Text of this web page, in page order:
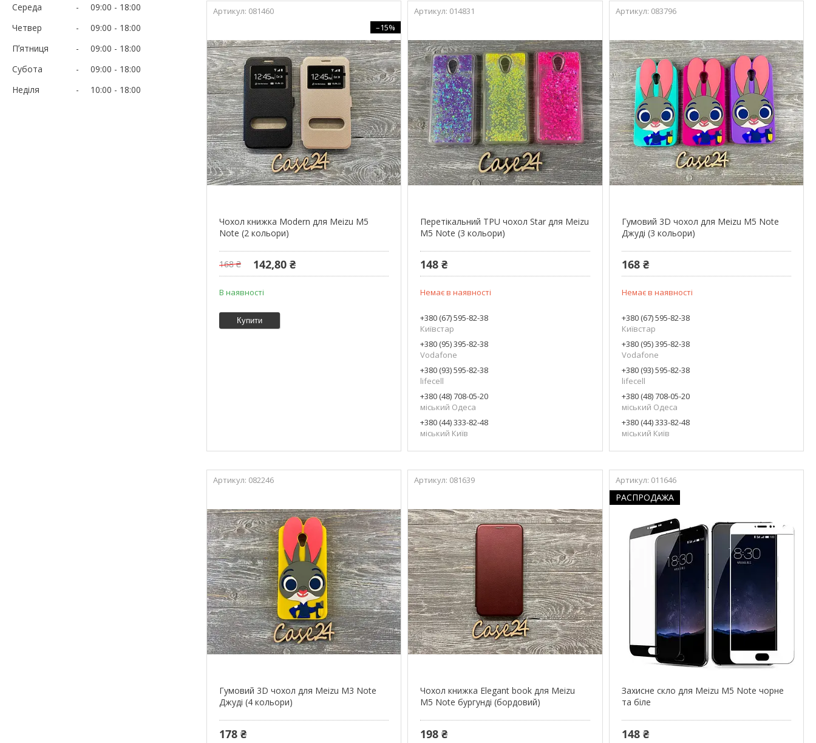
Середа
09:00
18:00
Четвер
09:00
18:00
Пʼятниця
09:00
18:00
Субота
09:00
18:00
Неділя
10:00 18:00
081460
–15%
Чохол книжка Modern для Meizu M5
Note (2 кольори)
168 ₴ 142,80 ₴
В наявності
Купити
014831
Перетікальний TPU чохол Star для Meizu
M5 Note (3 кольори)
148 ₴
Немає в наявності
+380 (67) 595-82-38
Київстар
+380 (95) 395-82-38
Vodafone
+380 (93) 595-82-38
lifecell
+380 (48) 708-05-20
міський Одеса
+380 (44) 333-82-48
міський Київ
083796
Гумовий 3D чохол для Meizu M5 Note
Джуді (3 кольори)
168 ₴
Немає в наявності
+380 (67) 595-82-38
Київстар
+380 (95) 395-82-38
Vodafone
+380 (93) 595-82-38
lifecell
+380 (48) 708-05-20
міський Одеса
+380 (44) 333-82-48
міський Київ
082246
Гумовий 3D чохол для Meizu M3 Note
Джуді (4 кольори)
178 ₴
081639
Чохол книжка Elegant book для Meizu
M5 Note бургунді (бордовий)
198 ₴
011646
РАСПРОДАЖА
Захисне скло для Meizu M5 Note чорне
та біле
148 ₴